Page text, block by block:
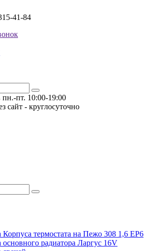
41-84
пн.-пт. 10:00-19:00
сайт - круглосуточно
Корпуса термостата на Пежо 308 1,6 EP6
основного радиатора Ларгус 16V